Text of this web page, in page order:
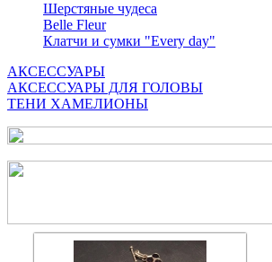
Шерстяные чудеса
Belle Fleur
Клатчи и сумки "Every day"
АКСЕССУАРЫ
АКСЕССУАРЫ ДЛЯ ГОЛОВЫ
ТЕНИ ХАМЕЛИОНЫ